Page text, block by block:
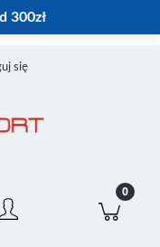
300zł
się